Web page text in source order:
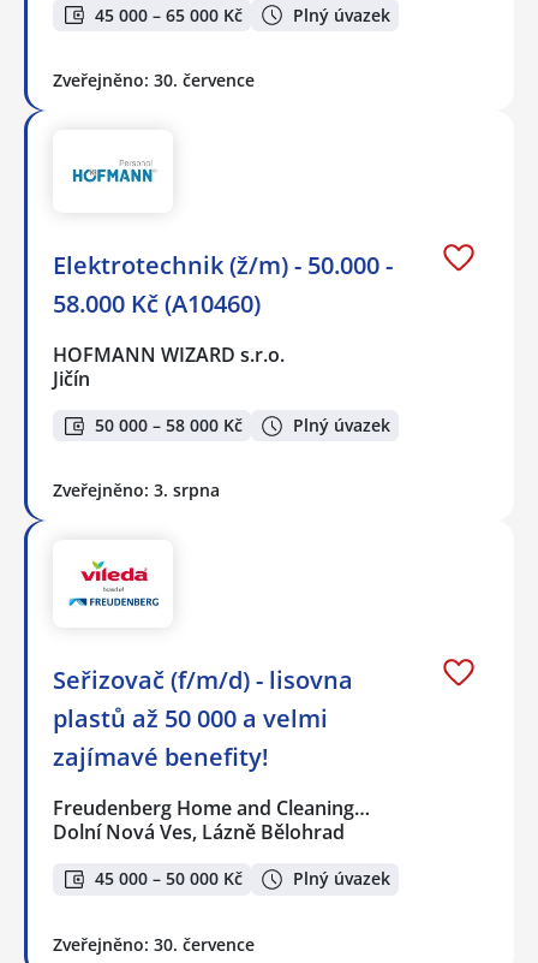
45 000 – 65 000 Kč Plný úvazek
Zveřejněno: 30. července
Elektrotechnik (ž/m) - 50.000 -
58.000 Kč (A10460)
HOFMANN WIZARD s.r.o.
Jičín
50 000 – 58 000 Kč Plný úvazek
Zveřejněno: 3. srpna
Seřizovač (f/m/d) - lisovna
plastů až 50 000 a velmi
zajímavé benefity!
Freudenberg Home and Cleaning…
Dolní Nová Ves, Lázně Bělohrad
45 000 – 50 000 Kč Plný úvazek
Zveřejněno: 30. července